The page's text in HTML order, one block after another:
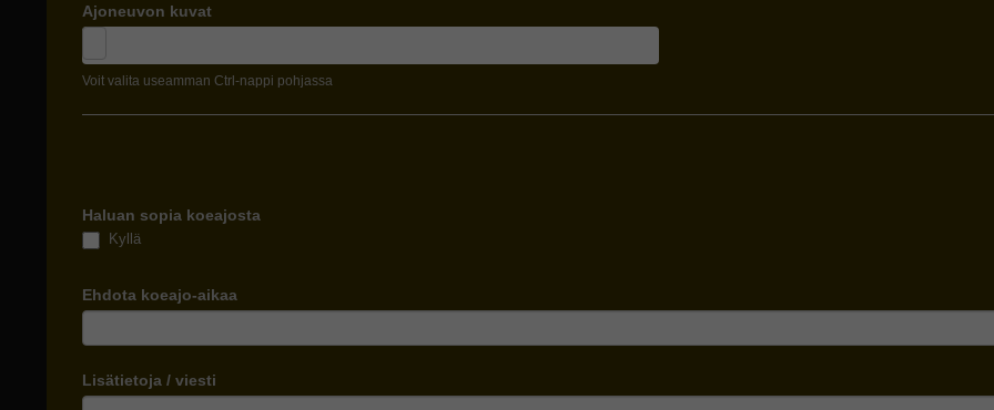
Ajoneuvon kuvat
Voit valita useamman Ctrl-nappi pohjassa
Haluan sopia koeajosta
Kyllä
Ehdota koeajo-aikaa
Lisätietoja / viesti